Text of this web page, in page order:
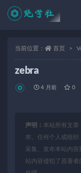
当前位置： 首页
zebra
4 月前 0
声明： 本站所有文章
布。任何个人或组织
采集、发布本站内
站内容侵犯了原著者